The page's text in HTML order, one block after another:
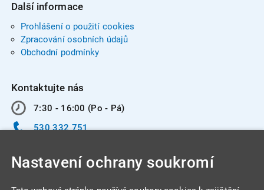
Další informace
Prohlášení o použití cookies
Zpracování osobních údajů
Obchodní podmínky
Kontaktujte nás
7:30 - 16:00 (Po - Pá)
530 332 751
Nastavení ochrany soukromí